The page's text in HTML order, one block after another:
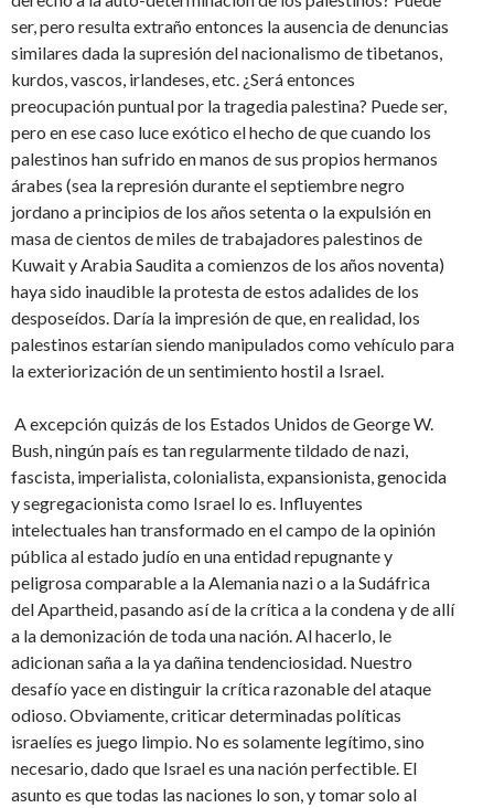
ser, pero resulta extraño entonces la ausencia de denuncias
similares dada la supresión del nacionalismo de tibetanos,
kurdos, vascos, irlandeses, etc. ¿Será entonces
preocupación puntual por la tragedia palestina? Puede ser,
pero en ese caso luce exótico el hecho de que cuando los
palestinos han sufrido en manos de sus propios hermanos
árabes (sea la represión durante el septiembre negro
jordano a principios de los años setenta o la expulsión en
masa de cientos de miles de trabajadores palestinos de
Kuwait y Arabia Saudita a comienzos de los años noventa)
haya sido inaudible la protesta de estos adalides de los
desposeídos. Daría la impresión de que, en realidad, los
palestinos estarían siendo manipulados como vehículo para
la exteriorización de un sentimiento hostil a Israel.
A excepción quizás de los Estados Unidos de George W.
Bush, ningún país es tan regularmente tildado de nazi,
fascista, imperialista, colonialista, expansionista, genocida
y segregacionista como Israel lo es. Influyentes
intelectuales han transformado en el campo de la opinión
pública al estado judío en una entidad repugnante y
peligrosa comparable a la Alemania nazi o a la Sudáfrica
del Apartheid, pasando así de la crítica a la condena y de allí
a la demonización de toda una nación. Al hacerlo, le
adicionan saña a la ya dañina tendenciosidad. Nuestro
desafío yace en distinguir la crítica razonable del ataque
odioso. Obviamente, criticar determinadas políticas
israelíes es juego limpio. No es solamente legítimo, sino
necesario, dado que Israel es una nación perfectible. El
asunto es que todas las naciones lo son, y tomar solo al